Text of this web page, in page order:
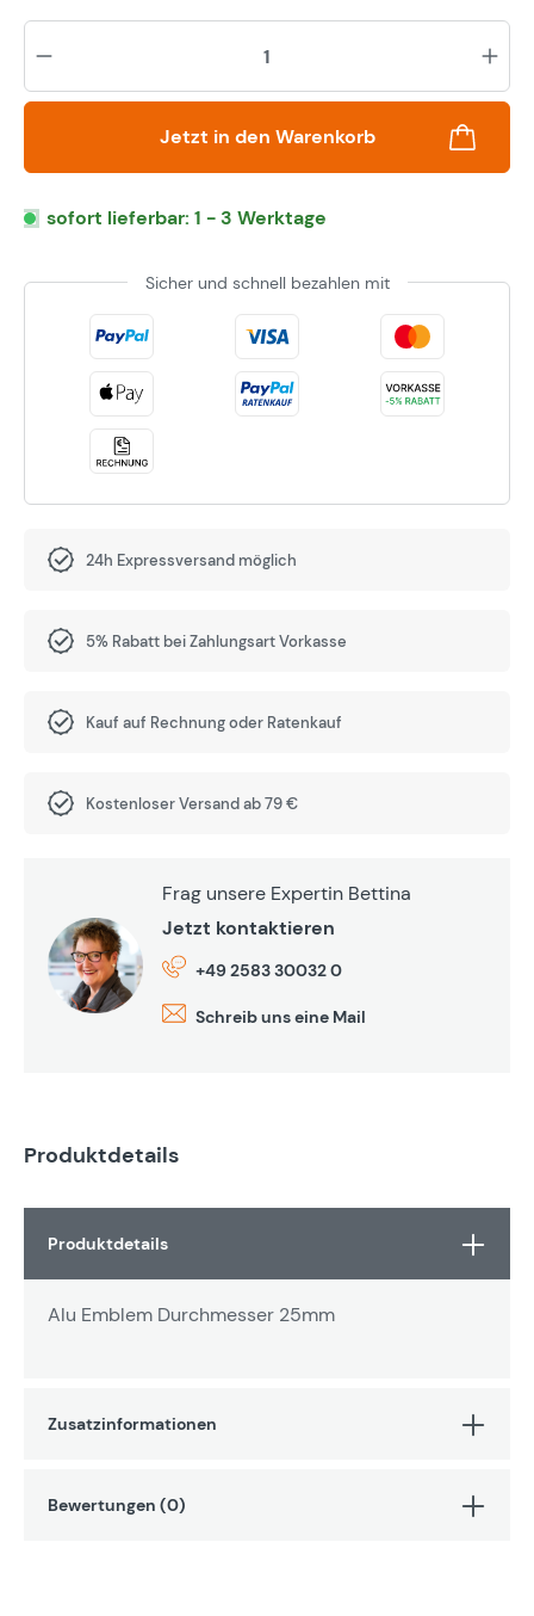
Jetzt in den Warenkorb
sofort lieferbar: 1 - 3 Werktage
Sicher und schnell bezahlen mit
24h Expressversand möglich
5% Rabatt bei Zahlungsart Vorkasse
Kauf auf Rechnung oder Ratenkauf
Kostenloser Versand ab 79 €
Frag unsere Expertin Bettina
Jetzt kontaktieren
+49 2583 30032 0
Schreib uns eine Mail
Produktdetails
Produktdetails
Alu Emblem Durchmesser 25mm
Zusatzinformationen
Bewertungen (0)